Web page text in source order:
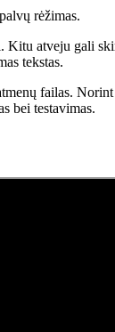
rėžimas.
Kitu atveju gali
tekstas.
failas.
bei testavimas.